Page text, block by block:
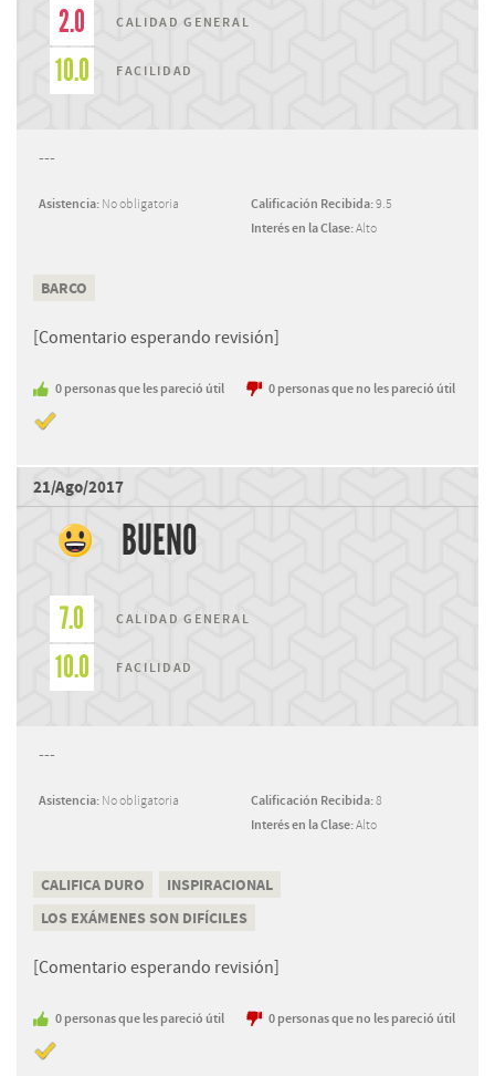
2.0 CALIDAD GENERAL
10.0 FACILIDAD
---
Asistencia: No obligatoria Calificación Recibida:9.5
Interés en la Clase:Alto
BARCO
[Comentario esperando revisión]
0 personasque les pareció útil 0 personasque no les pareció útil
21/Ago/2017
BUENO
7.0 CALIDAD GENERAL
10.0 FACILIDAD
---
Asistencia: No obligatoria Calificación Recibida:8
Interés en la Clase:Alto
CALIFICA DURO
INSPIRACIONAL
LOS EXÁMENES SON DIFÍCILES
[Comentario esperando revisión]
0 personasque les pareció útil 0 personasque no les pareció útil